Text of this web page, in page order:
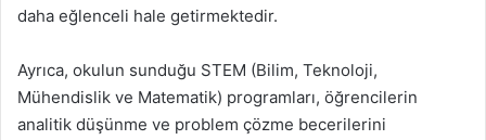
daha eğlenceli hale getirmektedir.
Ayrıca, okulun sunduğu STEM (Bilim, Teknoloji,
Mühendislik ve Matematik) programları, öğrencilerin
analitik düşünme ve problem çözme becerilerini